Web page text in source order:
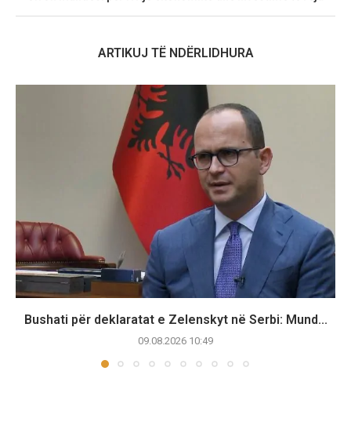
ARTIKUJ TË NDËRLIDHURA
Bushati për deklaratat e Zelenskyt në Serbi: Mund...
09.08.2026 10:49